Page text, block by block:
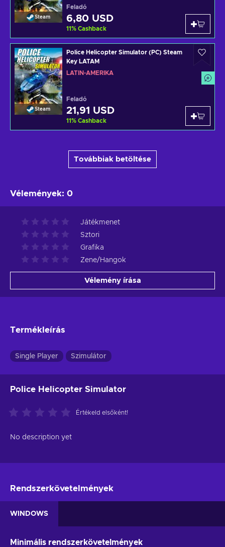
Steam
Feladó
6,80 USD
11% Cashback
Steam
Police Helicopter Simulator (PC) Steam
Key LATAM
LATIN-AMERIKA
Feladó
21,91 USD
11% Cashback
Továbbiak betöltése
Vélemények: 0
Játékmenet
Sztori
Grafika
Zene/Hangok
Vélemény írása
Termékleírás
Single Player Szimulátor
Police Helicopter Simulator
Értékeld elsőként!
No description yet
Rendszerkövetelmények
WINDOWS
Minimális rendszerkövetelmények